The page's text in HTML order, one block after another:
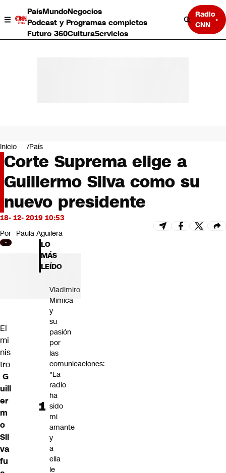
PaísMundoNegocios
Podcast y Programas completos
Futuro 360CulturaServicios
Radio
CNN
Negocios
Deportes
Programas completos
Cultura
Servicios
Bits
CNN tiempo
Futuro 360
Opinión
Inicio País
Corte Suprema elige a
Guillermo Silva como su
nuevo presidente
18- 12- 2019 10:53
Por Paula Aguilera
El
mi
nis
tro
G
uill
er
m
o
Sil
va
fu
LO
MÁS
LEÍDO
Vladimiro
Mimica
y
su
pasión
por
las
comunicaciones:
"La
radio
ha
sido
mi
amante
y
a
ella
le